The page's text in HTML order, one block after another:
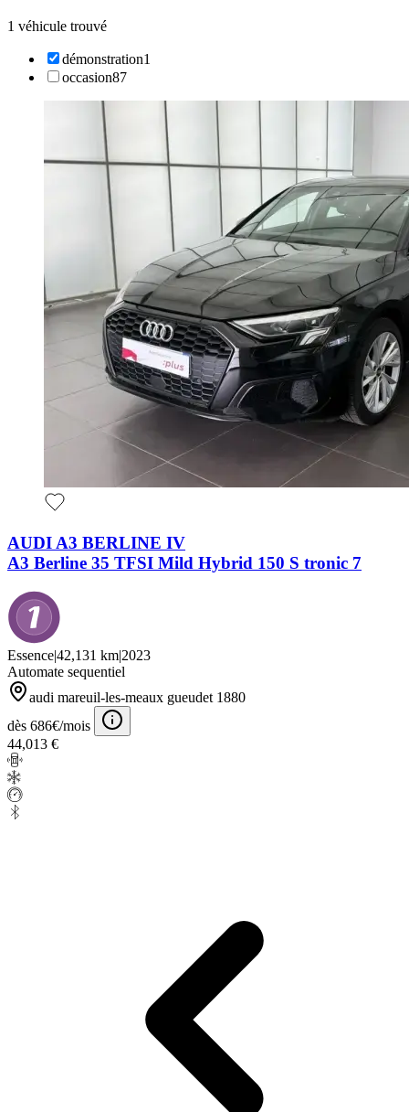
1 véhicule trouvé
démonstration1
occasion87
AUDI A3 BERLINE IV
A3 Berline 35 TFSI Mild Hybrid 150 S tronic 7
Essence|42,131 km|2023
Automate sequentiel
audi mareuil-les-meaux gueudet 1880
dès 686€/mois
44,013 €